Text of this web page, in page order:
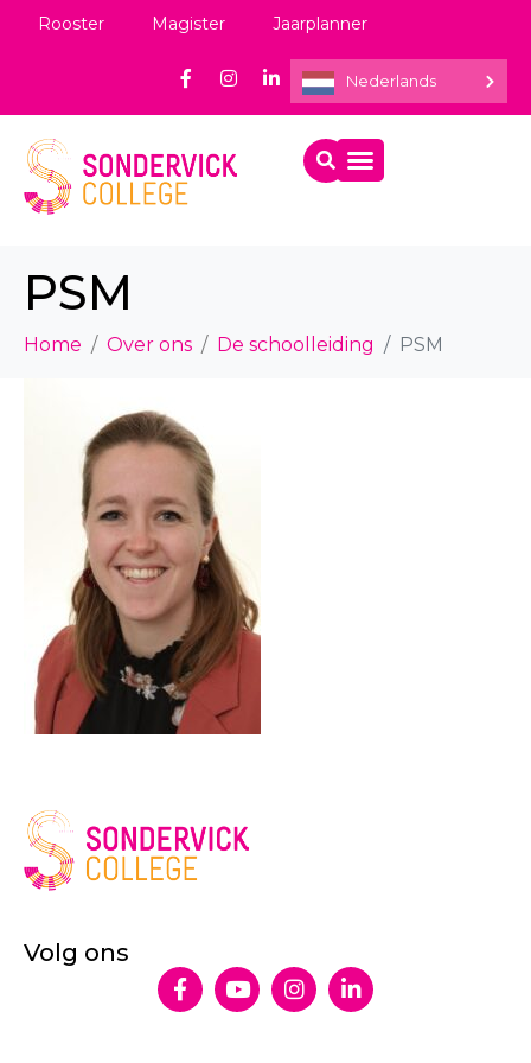
Rooster Magister Jaarplanner
Nederlands
PSM
Home Over ons De schoolleiding PSM
Volg ons